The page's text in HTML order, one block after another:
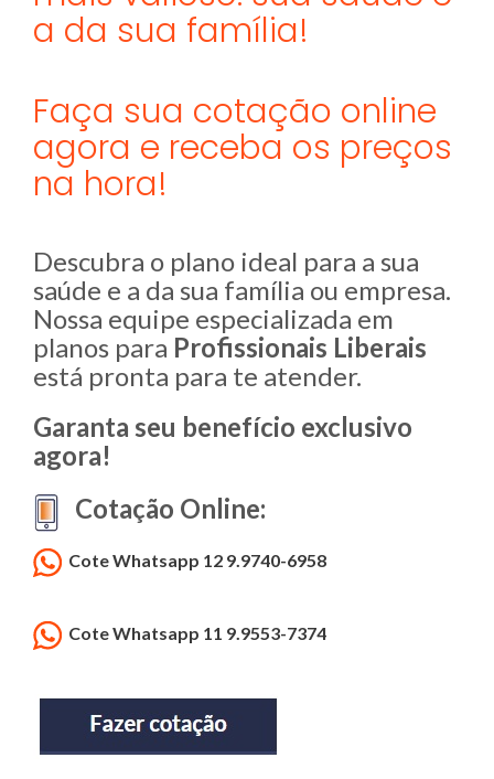
a da sua família!
Faça sua cotação online
agora e receba os preços
na hora!
Descubra o plano ideal para a sua
saúde e a da sua família ou empresa.
Nossa equipe especializada em
planos para Profissionais Liberais
está pronta para te atender.
Garanta seu benefício exclusivo
agora!
Cotação Online:
Cote Whatsapp 12 9.9740-6958
Cote Whatsapp 11 9.9553-7374